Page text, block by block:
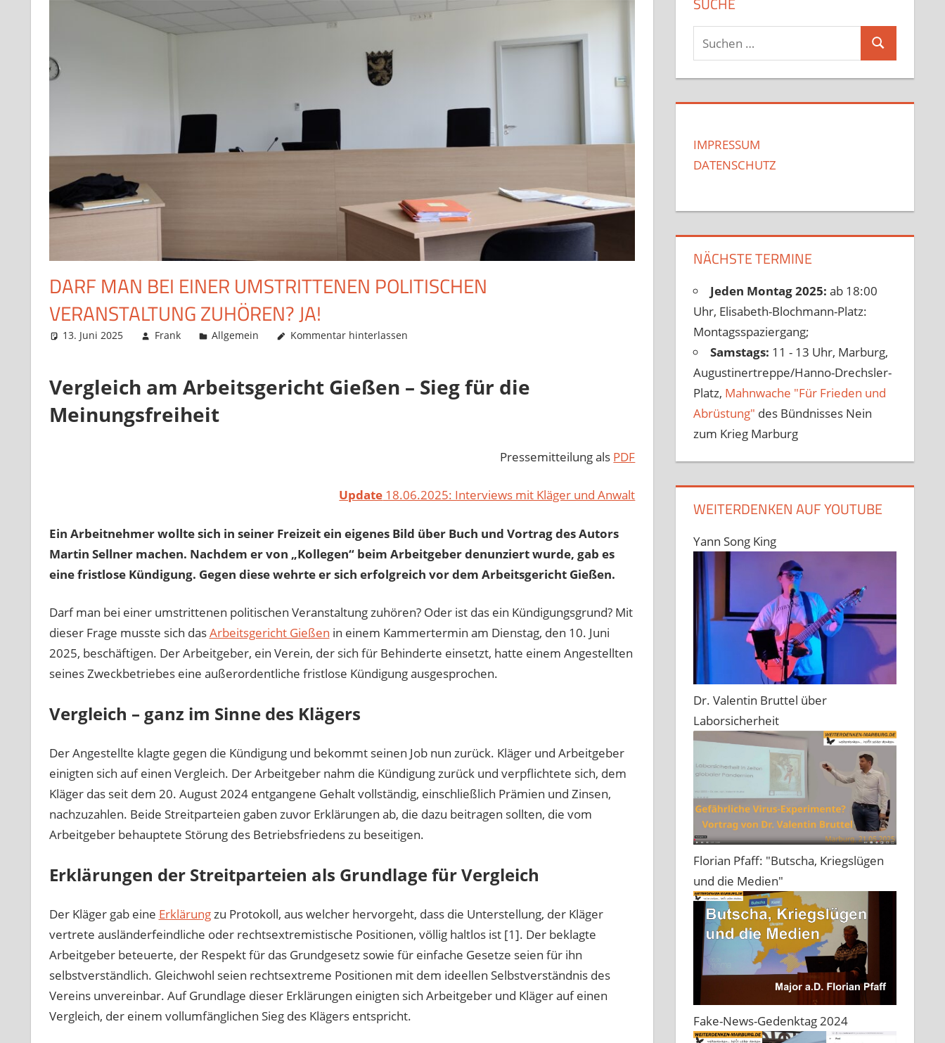
DARF MAN BEI EINER UMSTRITTENEN POLITISCHEN
VERANSTALTUNG ZUHÖREN? JA!
13. Juni 2025 Frank Allgemein Kommentar hinterlassen
Vergleich am Arbeitsgericht Gießen – Sieg für die
Meinungsfreiheit
Pressemitteilung als PDF
Update 18.06.2025: Interviews mit Kläger und Anwalt
Ein Arbeitnehmer wollte sich in seiner Freizeit ein eigenes Bild über Buch und Vortrag des Autors
Martin Sellner machen. Nachdem er von „Kollegen“ beim Arbeitgeber denunziert wurde, gab es
eine fristlose Kündigung. Gegen diese wehrte er sich erfolgreich vor dem Arbeitsgericht Gießen.
Darf man bei einer umstrittenen politischen Veranstaltung zuhören? Oder ist das ein Kündigungsgrund? Mit
dieser Frage musste sich dasArbeitsgericht Gießen in einem Kammertermin am Dienstag, den 10. Juni
2025, beschäftigen. Der Arbeitgeber, ein Verein, der sich für Behinderte einsetzt, hatte einem Angestellten
seines Zweckbetriebes eine außerordentliche fristlose Kündigung ausgesprochen.
Vergleich – ganz im Sinne des Klägers
Der Angestellte klagte gegen die Kündigung und bekommt seinen Job nun zurück. Kläger und Arbeitgeber
einigten sich auf einen Vergleich. Der Arbeitgeber nahm die Kündigung zurück und verpflichtete sich, dem
Kläger das seit dem 20. August 2024 entgangene Gehalt vollständig, einschließlich Prämien und Zinsen,
nachzuzahlen. Beide Streitparteien gaben zuvor Erklärungen ab, die dazu beitragen sollten, die vom
Arbeitgeber behauptete Störung des Betriebsfriedens zu beseitigen.
Erklärungen der Streitparteien als Grundlage für Vergleich
Der Kläger gab eine Erklärungzu Protokoll, aus welcher hervorgeht, dass die Unterstellung, der Kläger
vertrete ausländerfeindliche oder rechtsextremistische Positionen, völlig haltlos ist [1]. Der beklagte
Arbeitgeber beteuerte, der Respekt für das Grundgesetz sowie für einfache Gesetze seien für ihn
selbstverständlich. Gleichwohl seien rechtsextreme Positionen mit dem ideellen Selbstverständnis des
Vereins unvereinbar. Auf Grundlage dieser Erklärungen einigten sich Arbeitgeber und Kläger auf einen
Vergleich, der einem vollumfänglichen Sieg des Klägers entspricht.
Suchen
nach:
Suchen
IMPRESSUM
DATENSCHUTZ
NÄCHSTE TERMINE
Jeden Montag 2025:ab 18:00
Uhr, Elisabeth-Blochmann-Platz:
Montagsspaziergang;
Samstags: 11 - 13 Uhr, Marburg,
Augustinertreppe/Hanno-Drechsler-
Platz, Mahnwache "Für Frieden und
Abrüstung" des Bündnisses Nein
zum Krieg Marburg
WEITERDENKEN AUF YOUTUBE
Yann Song King
Dr. Valentin Bruttel über
Laborsicherheit
Florian Pfaff: "Butscha, Kriegslügen
und die Medien"
Fake-News-Gedenktag 2024